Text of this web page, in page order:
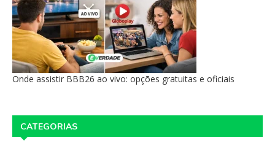
Onde assistir BBB26 ao vivo: opções gratuitas e oficiais
CATEGORIAS